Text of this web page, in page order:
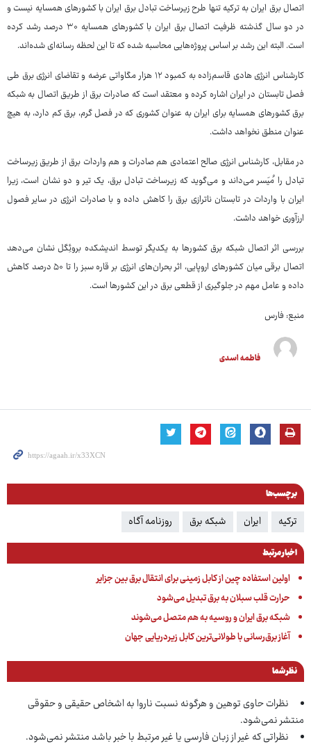
اتصال برق ایران به ترکیه تنها طرح زیرساخت تبادل برق ایران با کشورهای همسایه نیست و
در دو سال گذشته ظرفیت اتصال برق ایران با کشورهای همسایه ۳۰ درصد رشد کرده
است. البته این رشد بر اساس پروژه‌هایی محاسبه شده که تا این لحظه رسانه‌ای شده‌اند.
کارشناس انرژی هادی قاسم‌زاده به کمبود ۱۲ هزار مگاواتی عرضه و تقاضای انرژی برق طی
فصل تابستان در ایران اشاره کرده و معتقد است که صادرات برق از طریق اتصال به شبکه
برق کشورهای همسایه برای ایران به عنوان کشوری که در فصل گرم، برق کم دارد، به هیچ
عنوان منطق نخواهد داشت.
در مقابل، کارشناس انرژی صالح اعتمادی هم صادرات و هم واردات برق از طریق زیرساخت
تبادل را مُیَسر می‌داند و می‌گوید که زیرساخت تبادل برق، یک تیر و دو نشان است، زیرا
ایران با واردات در تابستان ناترازی برق را کاهش داده و با صادرات انرژی در سایر فصول
ارزآوری خواهد داشت.
بررسی اثر اتصال شبکه برق کشورها به یکدیگر توسط اندیشکده بروئِگل نشان می‌دهد
اتصال برقی میان کشورهای اروپایی، اثر بحران‌های انرژی بر قاره سبز را تا ۵۰ درصد کاهش
داده و عامل مهم در جلوگیری از قطعی برق در این کشورها است.
منبع: فارس
فاطمه اسدی
برچسب‌ها
ترکیه ایران شبکه برق روزنامه آگاه
اخبار مرتبط
اولین استفاده چین از کابل زمینی برای انتقال برق بین جزایر
حرارت قلب سبلان به برق تبدیل می‌شود
شبکه برق ایران و روسیه به هم متصل می‌شوند
آغاز برق‌رسانی با طولانی‌ترین کابل زیردریایی جهان
نظر شما
نظرات حاوی توهین و هرگونه نسبت ناروا به اشخاص حقیقی و حقوقی
منتشر نمی‌شود.
نظراتی که غیر از زبان فارسی یا غیر مرتبط با خبر باشد منتشر نمی‌شود.